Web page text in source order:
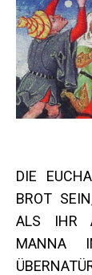
DIE
BROT
ALS IHR
MANNA